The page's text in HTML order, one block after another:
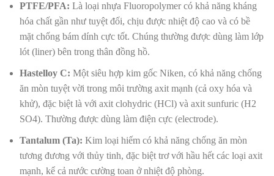
PTFE/PFA: Là loại nhựa Fluoropolymer có khả năng kháng
hóa chất gần như tuyệt đối, chịu được nhiệt độ cao và có bề
mặt chống bám dính cực tốt. Chúng thường được dùng làm lớp
lót (liner) bên trong thân đồng hồ.
Hastelloy C: Một siêu hợp kim gốc Niken, có khả năng chống
ăn mòn tuyệt vời trong môi trường axit mạnh (cả oxy hóa và
khử), đặc biệt là với axit clohydric (HCl) và axit sunfuric (H2
SO4). Thường được dùng làm điện cực (electrode).
Tantalum (Ta): Kim loại hiếm có khả năng chống ăn mòn
tương đương với thủy tinh, đặc biệt trơ với hầu hết các loại axit
mạnh, kể cả nước cường toan ở nhiệt độ phòng.